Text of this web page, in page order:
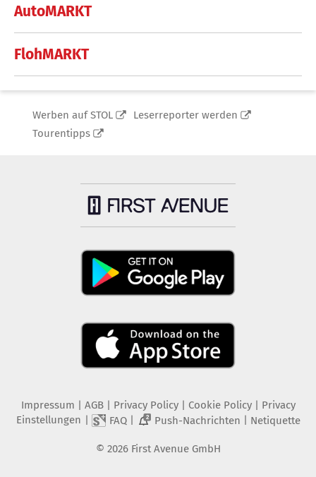
AutoMARKT
FlohMARKT
Werben auf STOL
Leserreporter werden
Tourentipps
Impressum | AGB | Privacy Policy| Cookie Policy| Privacy
Einstellungen | FAQ| 2 Push-Nachrichten | Netiquette
© 2026 First Avenue GmbH